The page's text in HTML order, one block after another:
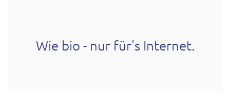
Wie bio - nur für's Internet.